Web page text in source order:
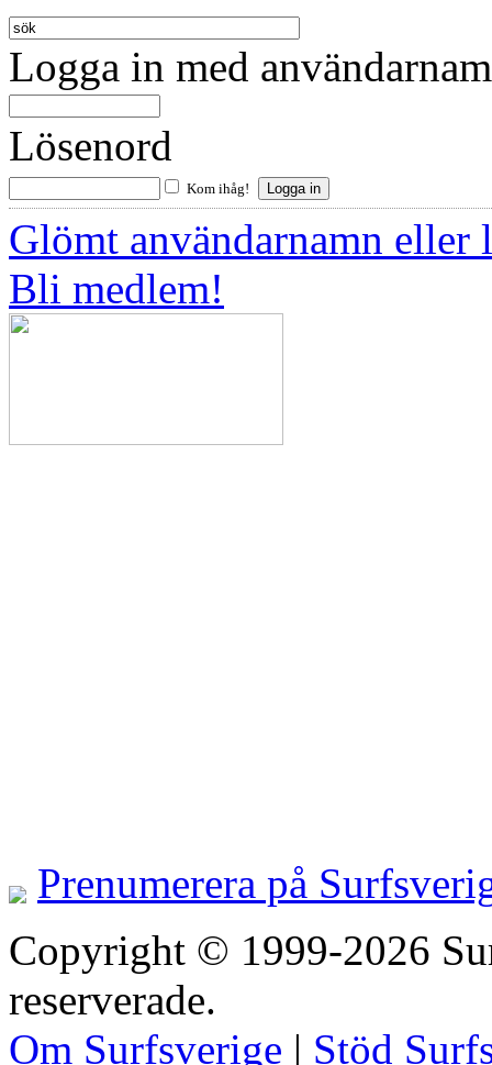
Logga in med
Lösenord
Kom ihåg!
Glömt användarnamn eller
Bli medlem!
Prenumerera på
Copyright © 1999-2026
reserverade.
Om Surfsverige | Stöd